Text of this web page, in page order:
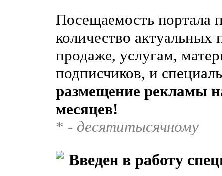
Посещаемость портала
количество
продаже, услугам,
подписчиков, и
размещение рекламы
месяцев!
* - десятитысячному
Введен в работу